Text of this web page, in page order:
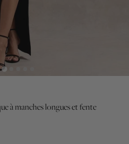
à manches longues et fente